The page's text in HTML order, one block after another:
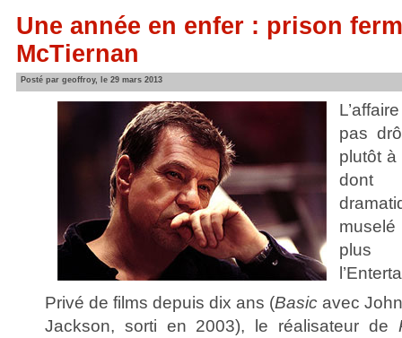
Une année en enfer : prison
McTiernan
Posté par geoffroy, le 29 mars 2013
pas
plutôt
dont
muselé
plus
Privé de films depuis dix ans (Basic avec
Jackson, sorti en 2003), le réalisateur de